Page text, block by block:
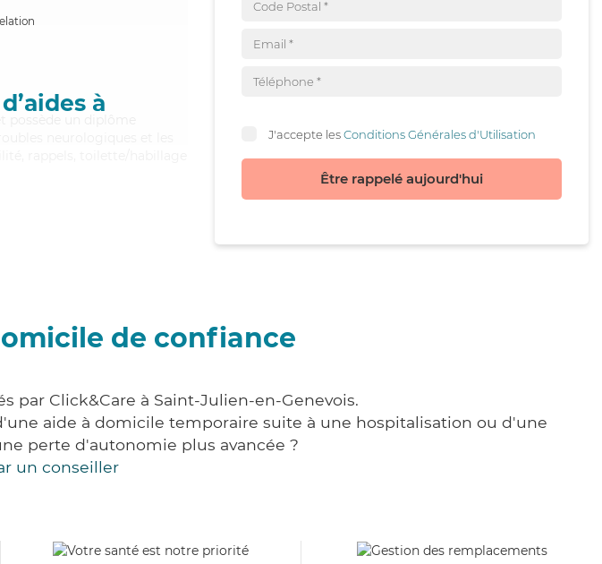
à
possède un diplôme
neurologiques et les
J'accepte lesConditions Générales d'Utilisation
Être rappelé aujourd'hui
de confiance
par Click&Care à Saint-Julien-en-Genevois.
aide à domicile temporaire suite à une hospitalisation ou d'une
perte d'autonomie plus avancée ?
un conseiller